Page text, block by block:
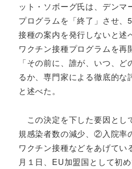
ット・ソボーグ氏は、デンマ
プログラムを「終了」させ、
接種の案内を発行しないと述
ワクチン接種プログラムを再
「その前に、誰が、いつ、
るか、専門家による徹底的な
と述べた。
この決定を下した要因と
規感染者数の減少、②入院
ワクチン接種などをあげてい
月１日、EU加盟国として初